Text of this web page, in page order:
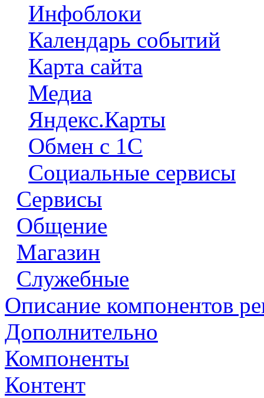
Инфоблоки
Календарь событий
Карта сайта
Медиа
Яндекс.Карты
Обмен с 1С
Социальные сервисы
Сервисы
Общение
Магазин
Служебные
Описание компонентов
Дополнительно
Компоненты
Контент